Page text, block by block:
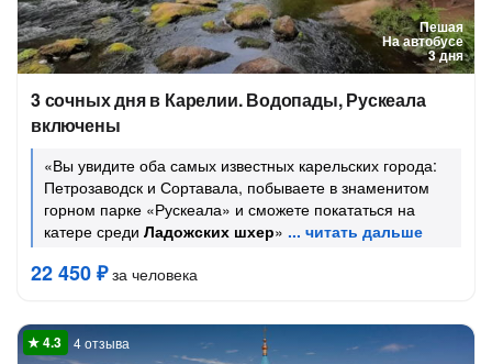
Пешая
На автобусе
3 дня
3 сочных дня в Карелии. Водопады, Рускеала
включены
«Вы увидите оба самых известных карельских города:
Петрозаводск и Сортавала, побываете в знаменитом
горном парке «Рускеала» и сможете покататься на
катере среди Ладожских шхер»
22 450 ₽за человека
4 отзыва